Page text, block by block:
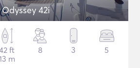
42i
ft
m
8 3 5